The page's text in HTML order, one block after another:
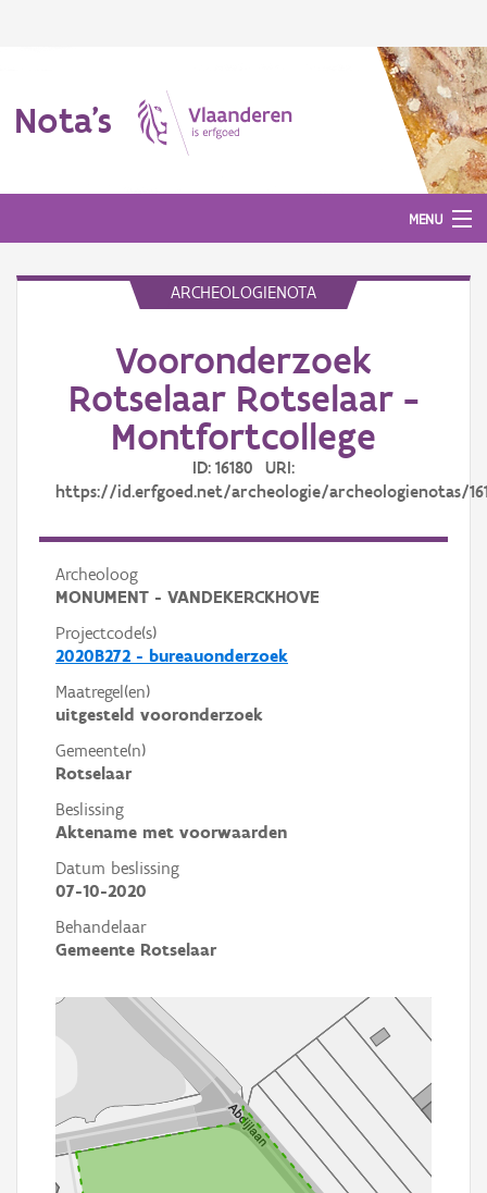
Nota's
MENU
ARCHEOLOGIENOTA
Vooronderzoek
Rotselaar Rotselaar -
Montfortcollege
ID: 16180 URI:
https://id.erfgoed.net/archeologie/archeologienotas/
Archeoloog
MONUMENT - VANDEKERCKHOVE
Projectcode(s)
2020B272 - bureauonderzoek
Maatregel(en)
uitgesteld vooronderzoek
Gemeente(n)
Rotselaar
Beslissing
Aktename met voorwaarden
Datum beslissing
07-10-2020
Behandelaar
Gemeente Rotselaar